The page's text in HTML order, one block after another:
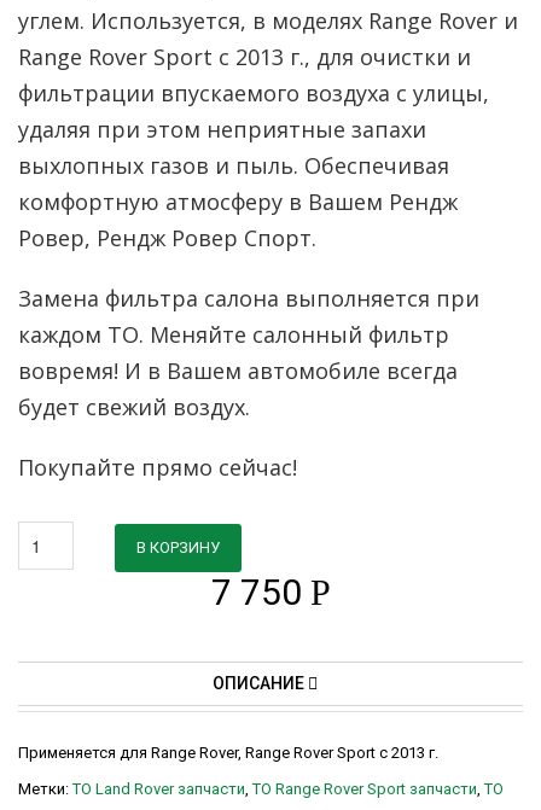
углем. Используется, в моделях Range Rover и
Range Rover Sport c 2013 г., для очистки и
фильтрации впускаемого воздуха с улицы,
удаляя при этом неприятные запахи
выхлопных газов и пыль. Обеспечивая
комфортную атмосферу в Вашем Рендж
Ровер, Рендж Ровер Спорт.
Замена фильтра салона выполняется при
каждом ТО. Меняйте салонный фильтр
вовремя! И в Вашем автомобиле всегда
будет свежий воздух.
Покупайте прямо сейчас!
7 750 Р
В КОРЗИНУ
ОПИСАНИЕ
Применяется для Range Rover, Range Rover Sport с 2013 г.
Метки:ТО Land Rover запчасти ,ТО Range Rover Sport запчасти ,ТО